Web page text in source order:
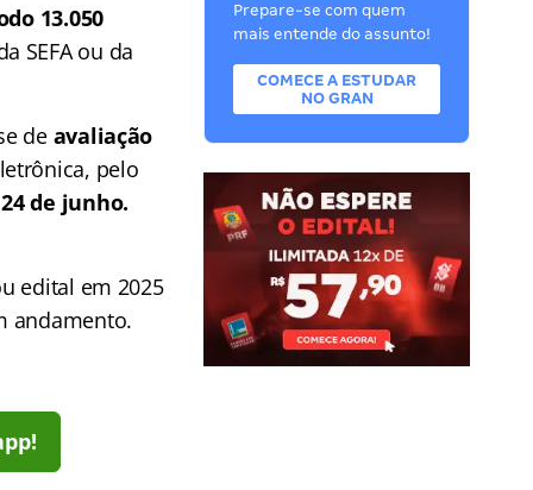
13.050
SEFA ou da
de avaliação
pelo
de junho.
edital em 2025
andamento.
Prepare-se com quem
mais entende do assunto!
COMECE A ESTUDAR
NO GRAN